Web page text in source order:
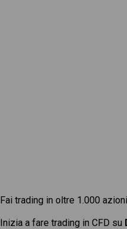
Fai trading in oltre 1.000
Inizia a fare trading in CFD su